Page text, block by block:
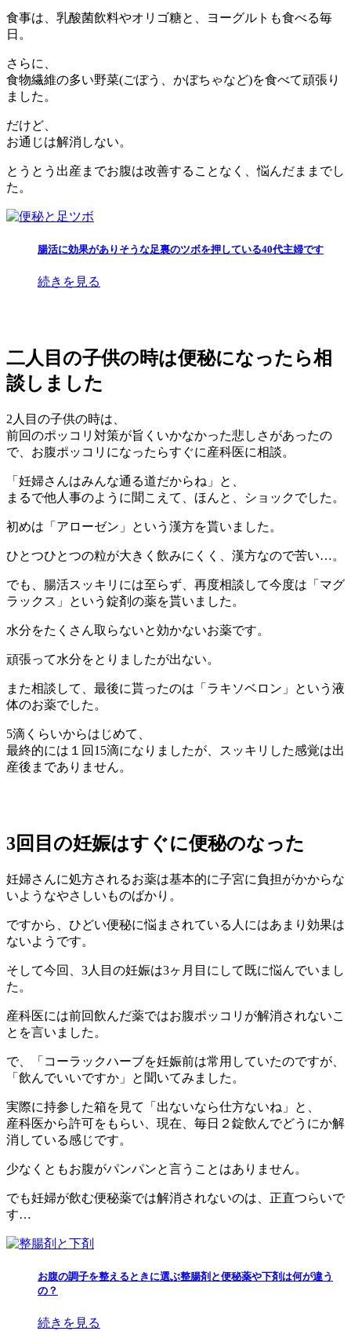
食事は、乳酸菌飲料やオリゴ糖と、ヨーグルトも食べる毎
日。
さらに、
食物繊維の多い野菜(ごぼう、かぼちゃなど)を食べて頑張り
ました。
だけど、
お通じは解消しない。
とうとう出産までお腹は改善することなく、悩んだままでし
た。
腸活に効果がありそうな足裏のツボを押している40代主婦です
続きを見る
二人目の子供の時は便秘になったら相
談しました
2人目の子供の時は、
前回のポッコリ対策が旨くいかなかった悲しさがあったの
で、お腹ポッコリになったらすぐに産科医に相談。
「妊婦さんはみんな通る道だからね」と、
まるで他人事のように聞こえて、ほんと、ショックでした。
初めは「アローゼン」という漢方を貰いました。
ひとつひとつの粒が大きく飲みにくく、漢方なので苦い…。
でも、腸活スッキリには至らず、再度相談して今度は「マグ
ラックス」という錠剤の薬を貰いました。
水分をたくさん取らないと効かないお薬です。
頑張って水分をとりましたが出ない。
また相談して、最後に貰ったのは「ラキソベロン」という液
体のお薬でした。
5滴くらいからはじめて、
最終的には１回15滴になりましたが、スッキリした感覚は出
産後までありません。
3回目の妊娠はすぐに便秘のなった
妊婦さんに処方されるお薬は基本的に子宮に負担がかからな
いようなやさしいものばかり。
ですから、ひどい便秘に悩まされている人にはあまり効果は
ないようです。
そして今回、3人目の妊娠は3ヶ月目にして既に悩んでいまし
た。
産科医には前回飲んだ薬ではお腹ポッコリが解消されないこ
とを言いました。
で、「コーラックハーブを妊娠前は常用していたのですが、
「飲んでいいですか」と聞いてみました。
実際に持参した箱を見て「出ないなら仕方ないね」と、
産科医から許可をもらい、現在、毎日２錠飲んでどうにか解
消している感じです。
少なくともお腹がパンパンと言うことはありません。
でも妊婦が飲む便秘薬では解消されないのは、正直つらいで
す…
お腹の調子を整えるときに選ぶ整腸剤と便秘薬や下剤は何が違う
の？
続きを見る